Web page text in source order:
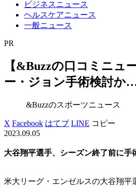
ビジネスニュース
ヘルスケアニュース
一般ニュース
PR
【&Buzzの口コミニュ
ー・ジョン手術検討か
&Buzzのスポーツニュース
X Facebook はてブ LINE コピー
2023.09.05
大谷翔平選手、シーズン終了前に手
米大リーグ・エンゼルスの大谷翔平